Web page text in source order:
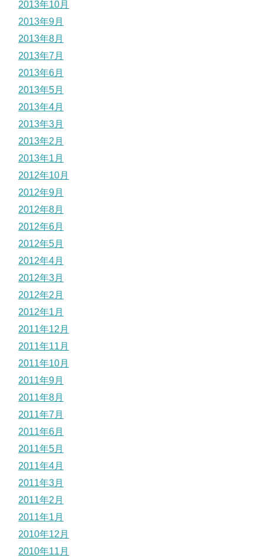
2013年10月
2013年9月
2013年8月
2013年7月
2013年6月
2013年5月
2013年4月
2013年3月
2013年2月
2013年1月
2012年10月
2012年9月
2012年8月
2012年6月
2012年5月
2012年4月
2012年3月
2012年2月
2012年1月
2011年12月
2011年11月
2011年10月
2011年9月
2011年8月
2011年7月
2011年6月
2011年5月
2011年4月
2011年3月
2011年2月
2011年1月
2010年12月
2010年11月